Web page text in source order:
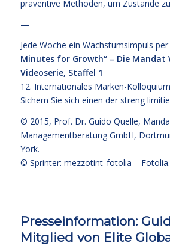
präventive Methoden, um Zustände
—
Jede Woche ein Wachstumsimpuls per
Minutes for Growth“ – Die Mandat
Videoserie, Staffel 1
12. Internationales Marken-
Sichern Sie sich einen der streng
© 2015, Prof. Dr. Guido Quelle,
Managementberatung GmbH,
York.
© Sprinter: mezzotint_fotolia –
Presseinformation:
Mitglied von Elite